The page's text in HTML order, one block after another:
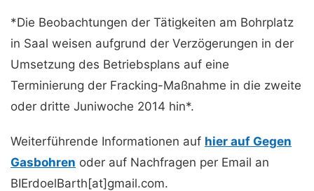
*Die Beobachtungen der Tätigkeiten am Bohrplatz
in Saal weisen aufgrund der Verzögerungen in der
Umsetzung des Betriebsplans auf eine
Terminierung der Fracking-Maßnahme in die zweite
oder dritte Juniwoche 2014 hin*.
Weiterführende Informationen auf hier auf Gegen
Gasbohren oder auf Nachfragen per Email an
BIErdoelBarth[at]gmail.com.